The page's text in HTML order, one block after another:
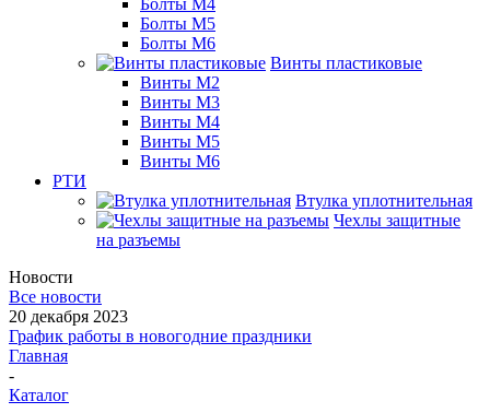
Болты М4
Болты М5
Болты М6
Винты пластиковые
Винты М2
Винты М3
Винты М4
Винты М5
Винты М6
РТИ
Втулка уплотнительная
Чехлы защитные
на разъемы
Новости
Все новости
20 декабря 2023
График работы в новогодние праздники
Главная
-
Каталог